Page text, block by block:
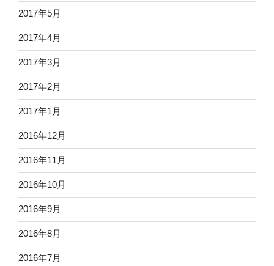
2017年5月
2017年4月
2017年3月
2017年2月
2017年1月
2016年12月
2016年11月
2016年10月
2016年9月
2016年8月
2016年7月